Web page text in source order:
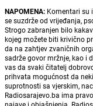
NAPOMENA: Komentari su
se suzdrže od vrijeđanja,
Strogo zabranjen bilo
kojeg možete biti krivično
da na zahtjev zvaničnih
sadrže govor mržnje, kao i
vas da svaki čitatelj
prihvata mogućnost da
suprotnosti sa vjerskim,
Radiosarajevo.ba ima